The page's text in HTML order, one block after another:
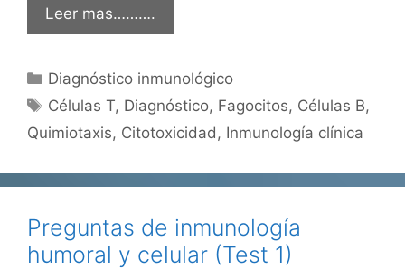
Leer mas……….
Categorías
Diagnóstico inmunológico
Etiquetas
Células T, Diagnóstico, Fagocitos, Células B,
Quimiotaxis, Citotoxicidad, Inmunología clínica
Preguntas de inmunología
humoral y celular (Test 1)